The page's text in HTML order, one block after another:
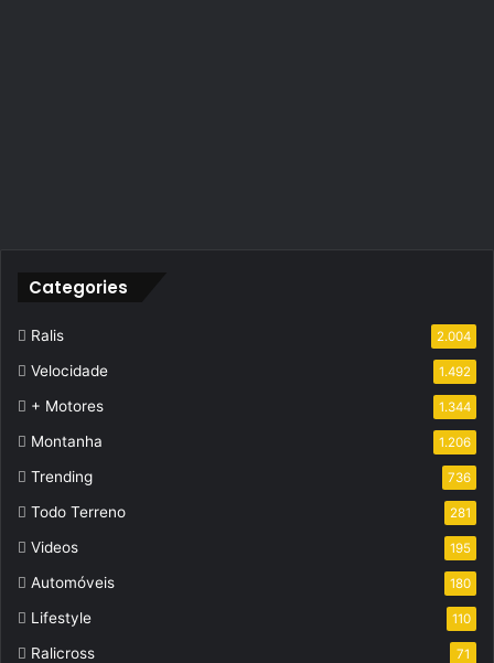
Categories
Ralis 2.004
Velocidade 1.492
+ Motores 1.344
Montanha 1.206
Trending 736
Todo Terreno 281
Videos 195
Automóveis 180
Lifestyle 110
Ralicross 71